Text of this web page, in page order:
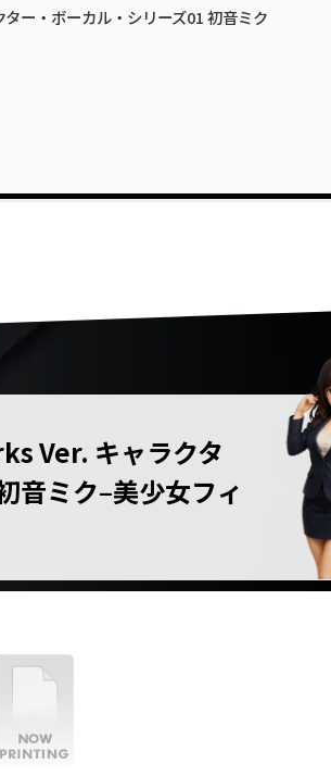
ー・ボーカル・シリーズ01 初音ミク
Ver. キャラクタ
音ミク–美少女フィ